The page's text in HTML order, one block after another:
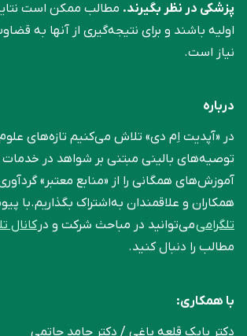
پزشکی در نظر بگیرند. مطالب ممکن است
اولیه باشند و برای نتیجه‌گیری از آنها به
نیاز است.
درباره
در «آپدیت اِم دی» تلاش می‌کنیم تازه‌های
توصیه‌های بالینی مبتنی بر شواهد در خدمات
آموزش‌های همگانی را از «منابع معتبر»
همکاران و علاقمندان به‌اشتراک بگذاریم.با
تلگرامیمی‌توانید در مباحث شرکت و درکانال
مطالب را دنبال کنید.
با همکاری:
دکتر بابک قلعه‌ باغی / دکتر حامد حاتمی